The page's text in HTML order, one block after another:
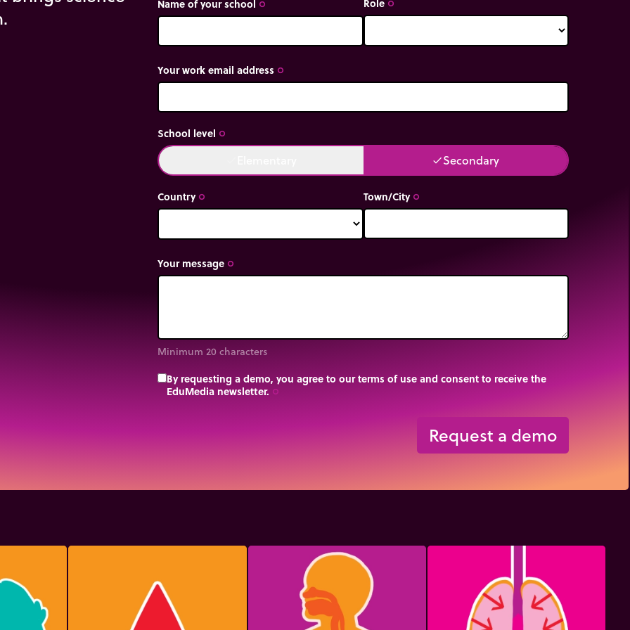
Name of your school trip_origin trip_origin
Your work email address trip_origin
School level trip_origin
doneSecondary
Country trip_origin Town/City trip_origin
Your message trip_origin
Minimum 20 characters
By requesting a demo, you agree to our terms of use and consent to receive the
EduMedia newsletter. trip_origin
Request a demo